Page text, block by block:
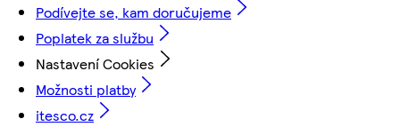
Podívejte se, kam doručujeme
Poplatek za službu
Nastavení Cookies
Možnosti platby
itesco.cz